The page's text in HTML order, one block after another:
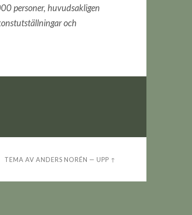
personer, huvudsakligen
och
TEMA AVANDERS NORÉN —UPP ↑